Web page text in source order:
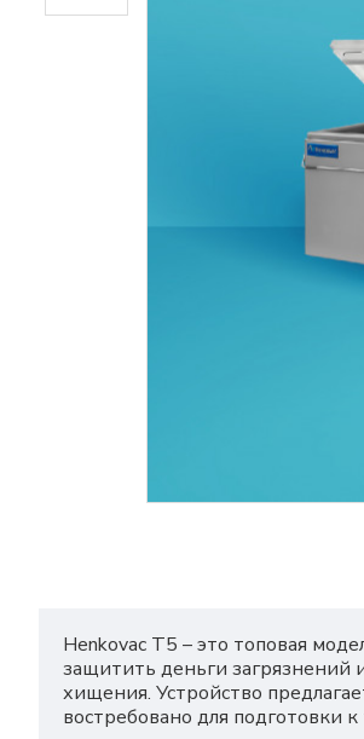
Henkovac T5 – это топовая
защитить деньги загрязнений
хищения. Устройство
востребовано для подготовки